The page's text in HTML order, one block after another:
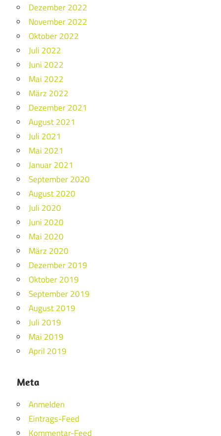
Dezember 2022
November 2022
Oktober 2022
Juli 2022
Juni 2022
Mai 2022
März 2022
Dezember 2021
August 2021
Juli 2021
Mai 2021
Januar 2021
September 2020
August 2020
Juli 2020
Juni 2020
Mai 2020
März 2020
Dezember 2019
Oktober 2019
September 2019
August 2019
Juli 2019
Mai 2019
April 2019
Meta
Anmelden
Eintrags-Feed
Kommentar-Feed